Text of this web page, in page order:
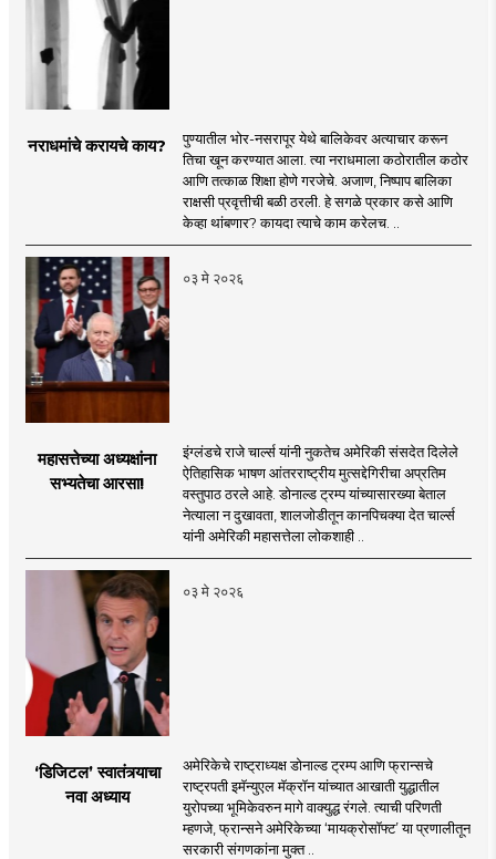
नराधमांचे करायचे काय?
पुण्यातील भोर-नसरापूर येथे बालिकेवर अत्याचार करून
तिचा खून करण्यात आला. त्या नराधमाला कठोरातील कठोर
आणि तत्काळ शिक्षा होणे गरजेचे. अजाण, निष्पाप बालिका
राक्षसी प्रवृत्तीची बळी ठरली. हे सगळे प्रकार कसे आणि
केव्हा थांबणार? कायदा त्याचे काम करेलच. ..
०३ मे २०२६
महासत्तेच्या अध्यक्षांना
सभ्यतेचा आरसा!
इंग्लंडचे राजे चार्ल्स यांनी नुकतेच अमेरिकी संसदेत दिलेले
ऐतिहासिक भाषण आंतरराष्ट्रीय मुत्सद्देगिरीचा अप्रतिम
वस्तुपाठ ठरले आहे. डोनाल्ड ट्रम्प यांच्यासारख्या बेताल
नेत्याला न दुखावता, शालजोडीतून कानपिचक्या देत चार्ल्स
यांनी अमेरिकी महासत्तेला लोकशाही ..
०३ मे २०२६
‘डिजिटल’ स्वातंत्र्याचा
नवा अध्याय
अमेरिकेचे राष्ट्राध्यक्ष डोनाल्ड ट्रम्प आणि फ्रान्सचे
राष्ट्रपती इमॅन्युएल मॅक्रॉन यांच्यात आखाती युद्धातील
युरोपच्या भूमिकेवरुन मागे वाक्युद्ध रंगले. त्याची परिणती
म्हणजे, फ्रान्सने अमेरिकेच्या ‘मायक्रोसॉफ्ट’ या प्रणालीतून
सरकारी संगणकांना मुक्त ..